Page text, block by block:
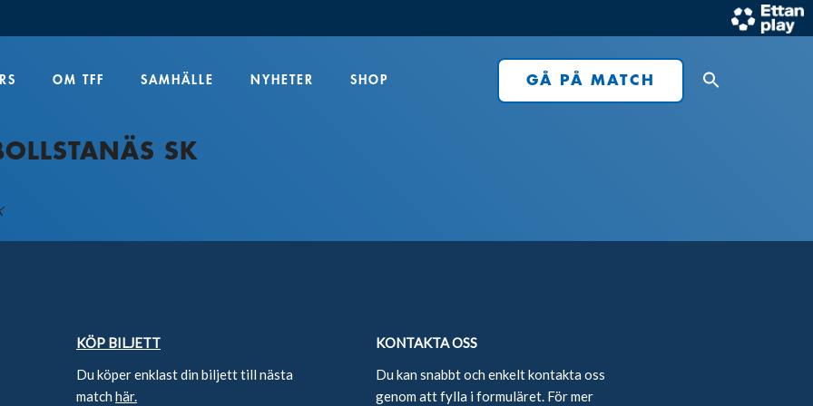
OM TFF SAMHÄLLE NYHETER SHOP GÅ PÅ MATCH
SK
KÖP BILJETT
Du köper enklast din biljett till nästa
match här.
KONTAKTA OSS
Du kan snabbt och enkelt kontakta oss
genom att fylla i formuläret. För mer